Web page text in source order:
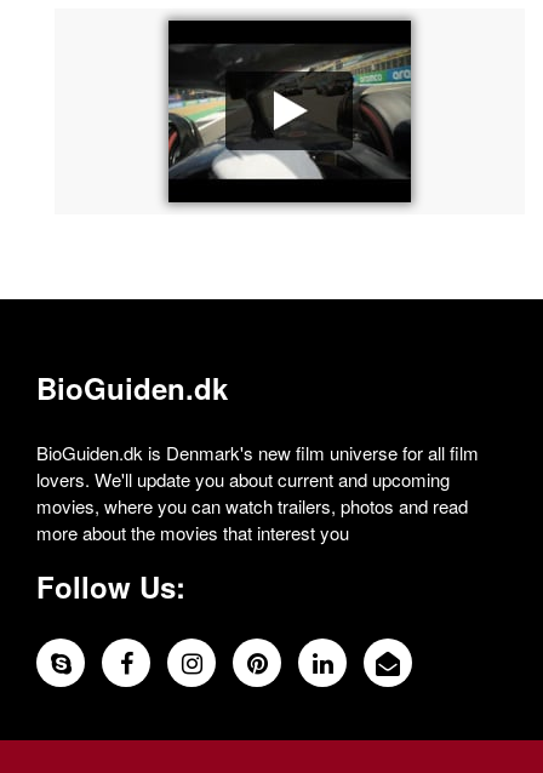
BioGuiden.dk
BioGuiden.dk is Denmark's new film universe for all film
lovers. We'll update you about current and upcoming
movies, where you can watch trailers, photos and read
more about the movies that interest you
Follow Us: